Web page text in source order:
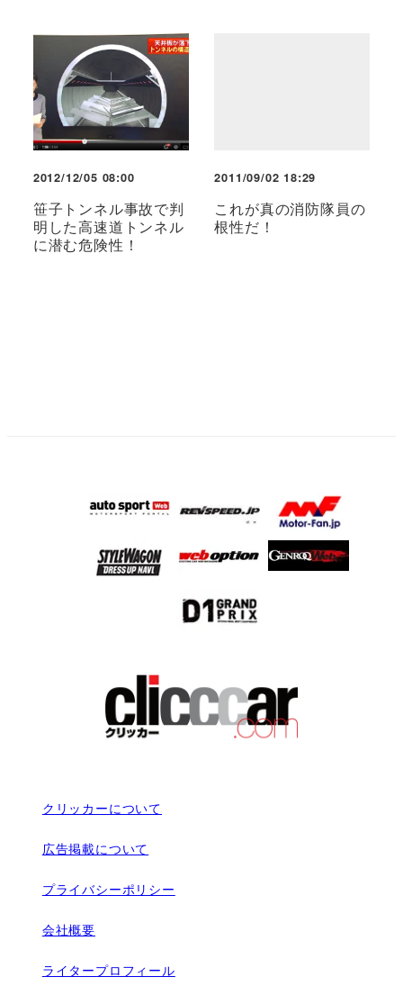
2012/12/05 08:00
笹子トンネル事故で判
明した高速道トンネル
に潜む危険性！
2011/09/02 18:29
これが真の消防隊員の
根性だ！
クリッカーについて
広告掲載について
プライバシーポリシー
会社概要
ライタープロフィール